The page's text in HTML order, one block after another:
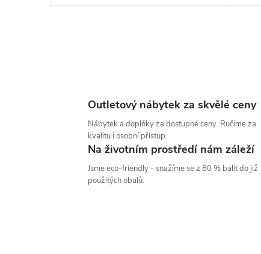
t
Outletový nábytek za skvělé ceny
Nábytek a doplňky za dostupné ceny. Ručíme za
kvalitu i osobní přístup.
Na životním prostředí nám záleží
Jsme eco-friendly - snažíme se z 80 % balit do již
použitých obalů.